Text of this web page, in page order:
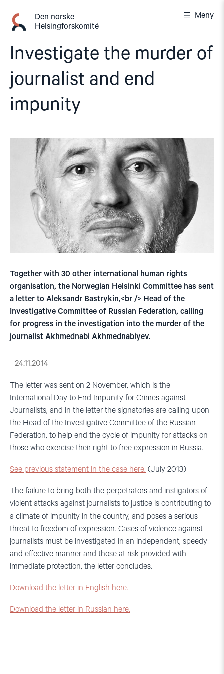
innhold
Den norske
Helsingforskomité
Meny
Investigate the murder of
journalist and end
impunity
Together with 30 other international human rights
organisation, the Norwegian Helsinki Committee has sent
a letter to Aleksandr Bastrykin,<br /> Head of the
Investigative Committee of Russian Federation, calling
for progress in the investigation into the murder of the
journalist Akhmednabi Akhmednabiyev.
24.11.2014
The letter was sent on 2 November, which is the
International Day to End Impunity for Crimes against
Journalists, and in the letter the signatories are calling upon
the Head of the Investigative Committee of the Russian
Federation, to help end the cycle of impunity for attacks on
those who exercise their right to free expression in Russia.
See previous statement in the case here. (July 2013)
The failure to bring both the perpetrators and instigators of
violent attacks against journalists to justice is contributing to
a climate of impunity in the country, and poses a serious
threat to freedom of expression. Cases of violence against
journalists must be investigated in an independent, speedy
and effective manner and those at risk provided with
immediate protection, the letter concludes.
Download the letter in English here.
Download the letter in Russian here.